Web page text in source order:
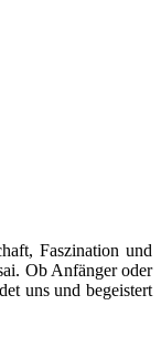
Faszination und
Ob Anfänger oder
uns und begeistert